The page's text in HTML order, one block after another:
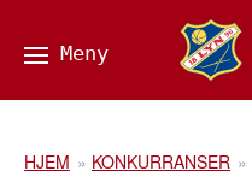
HJEM » KONKURRANSER »